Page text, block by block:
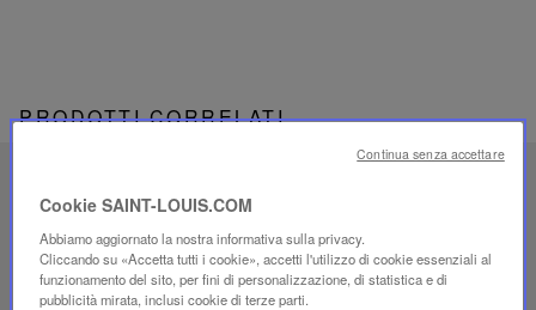
PRODOTTI CORRELATI
SAVOIR-FAIRE UNICO
ILLUMINAZIONE FOLIA
Cookie SAINT-LOUIS.COM
Abbiamo aggiornato la nostra informativa sulla privacy.
Cliccando su «Accetta tutti i cookie», accetti l'utilizzo di cookie essenziali al
funzionamento del sito, per fini di personalizzazione, di statistica e di
pubblicità mirata, inclusi cookie di terze parti.
Continua senza accettare